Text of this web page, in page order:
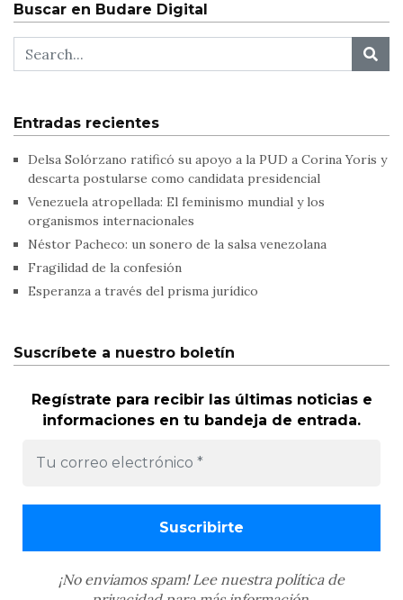
Buscar en Budare Digital
Entradas recientes
Delsa Solórzano ratificó su apoyo a la PUD a Corina Yoris y
descarta postularse como candidata presidencial
Venezuela atropellada: El feminismo mundial y los
organismos internacionales
Néstor Pacheco: un sonero de la salsa venezolana
Fragilidad de la confesión
Esperanza a través del prisma jurídico
Suscríbete a nuestro boletín
Regístrate para recibir las últimas noticias e
informaciones en tu bandeja de entrada.
¡No enviamos spam! Lee nuestra política de